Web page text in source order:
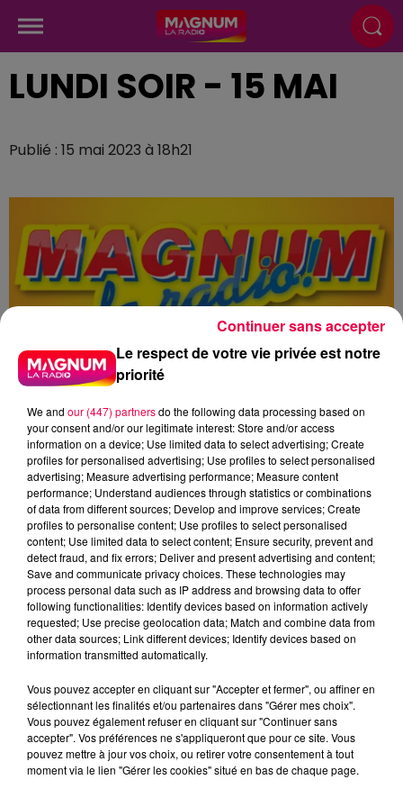
LUNDI SOIR - 15 MAI
Publié : 15 mai 2023 à 18h21
Flash infos
Crédit :Flash infos
podcasts/2023/05/18h-1.mp3
Le respect de votre vie privée est notre
priorité
We and our (447) partnersdo the following data processing based on
your consent and/or our legitimate interest: Store and/or access
information on a device; Use limited data to select advertising; Create
profiles for personalised advertising; Use profiles to select personalised
advertising; Measure advertising performance; Measure content
performance; Understand audiences through statistics or combinations
of data from different sources; Develop and improve services; Create
profiles to personalise content; Use profiles to select personalised
content; Use limited data to select content; Ensure security, prevent and
detect fraud, and fix errors; Deliver and present advertising and content;
Save and communicate privacy choices. These technologies may
process personal data such as IP address and browsing data to offer
following functionalities: Identify devices based on information actively
requested; Use precise geolocation data; Match and combine data from
other data sources; Link different devices; Identify devices based on
information transmitted automatically.
Vous pouvez accepter en cliquant sur "Accepter et fermer", ou affiner en
sélectionnant les finalités et/ou partenaires dans "Gérer mes choix".
Vous pouvez également refuser en cliquant sur "Continuer sans
accepter". Vos préférences ne s'appliqueront que pour ce site. Vous
pouvez mettre à jour vos choix, ou retirer votre consentement à tout
moment via le lien "Gérer les cookies" situé en bas de chaque page.
Continuer sans accepter